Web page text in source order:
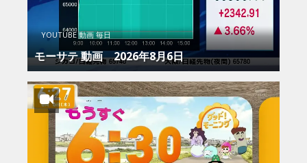
YOUTUBE 動画 毎日
モーサテ 動画 2026年8月6日